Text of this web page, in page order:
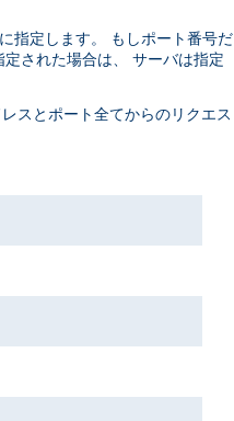
指定します。 もしポート番号だ
された場合は、 サーバは指定
スとポート全てからのリクエス